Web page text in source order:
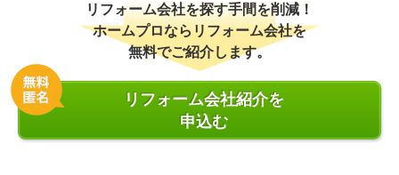
リフォーム会社を探す手間を削減！
ホームプロならリフォーム会社を
無料でご紹介します。
リフォーム会社紹介を
申込む